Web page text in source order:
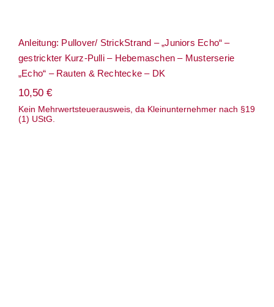
Anleitung: Pullover/ StrickStrand – „Juniors Echo“ –
gestrickter Kurz-Pulli – Hebemaschen – Musterserie
„Echo“ – Rauten & Rechtecke – DK
10,50 €
Kein Mehrwertsteuerausweis, da Kleinunternehmer nach §19
(1) UStG.